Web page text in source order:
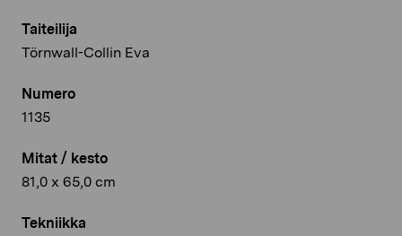
Taiteilija
Törnwall-Collin Eva
Numero
1135
Mitat / kesto
81,0 x 65,0 cm
Tekniikka